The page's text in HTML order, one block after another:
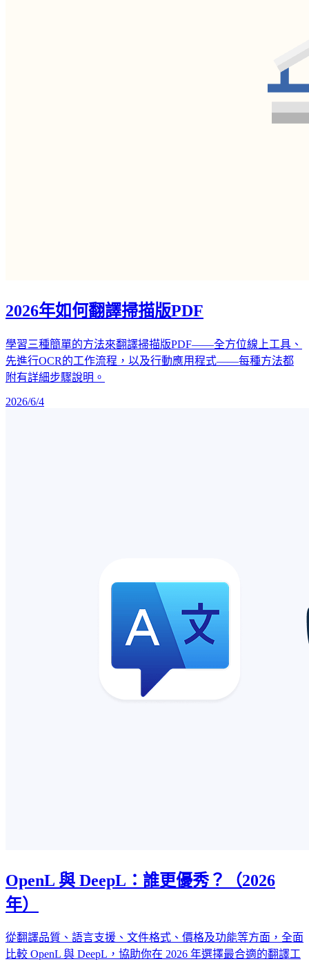
2026年如何翻譯掃描版PDF
學習三種簡單的方法來翻譯掃描版PDF——全方位線上工具、
先進行OCR的工作流程，以及行動應用程式——每種方法都
附有詳細步驟說明。
2026/6/4
OpenL 與 DeepL：誰更優秀？（2026
年）
從翻譯品質、語言支援、文件格式、價格及功能等方面，全面
比較 OpenL 與 DeepL，協助你在 2026 年選擇最合適的翻譯工